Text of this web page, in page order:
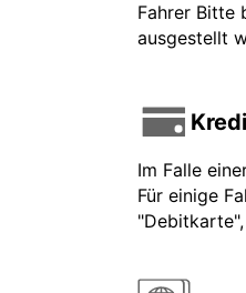
Fahrer Bitte
ausgestellt
Im Falle
Für einige